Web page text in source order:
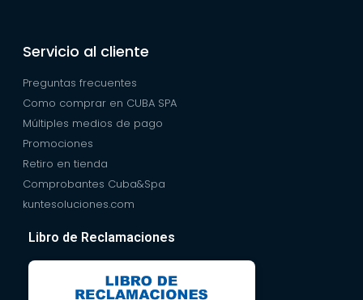
Servicio al cliente
Preguntas frecuentes
Como comprar en CUBA SPA
Múltiples medios de pago
Promociones
Retiro en tienda
Comprobantes Cuba&Spa
kuntesoluciones.com
Libro de Reclamaciones